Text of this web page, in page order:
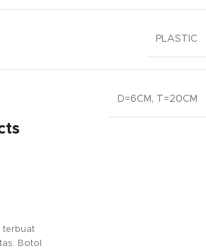
PLASTIC
D=6CM, T=20CM
terbuat
Botol